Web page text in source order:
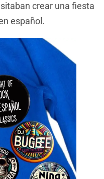
crear una fiesta
español.